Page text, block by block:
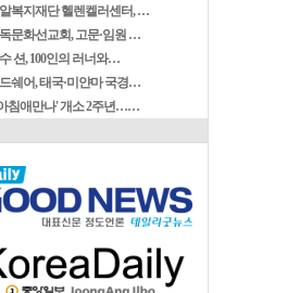
복지재단 헬렌켈러센터, …
문화선교회, 고문·임원 …
션, 100인의 러너와…
쉐어, 태국·미얀마 국경…
침애만나' 개소 2주년……